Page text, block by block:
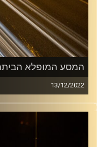
המסע המופלא
13/12/2022
מוזיקה שתלווה אותנו
הביתה בשלום עם שיאנה
קרדיט תמונות: